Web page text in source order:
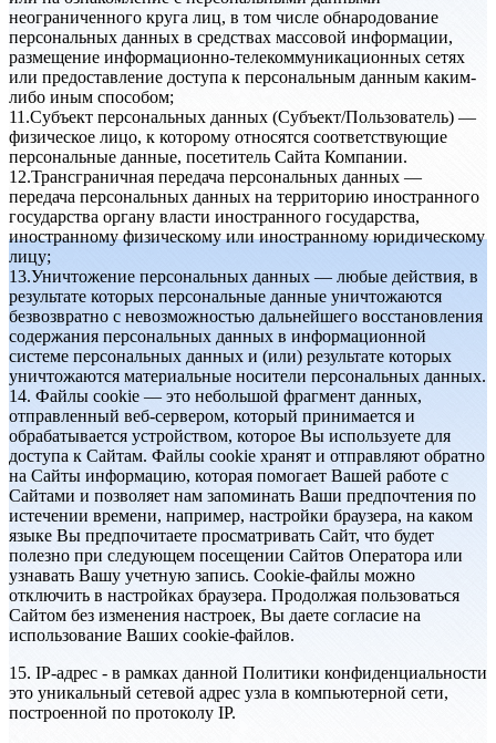
неограниченного круга лиц, в том числе обнародование
персональных данных в средствах массовой информации,
размещение информационно-телекоммуникационных сетях
или предоставление доступа к персональным данным каким-
либо иным способом;
11.Субъект персональных данных (Субъект/Пользователь) —
физическое лицо, к которому относятся соответствующие
персональные данные, посетитель Сайта Компании.
12.Трансграничная передача персональных данных —
передача персональных данных на территорию иностранного
государства органу власти иностранного государства,
иностранному физическому или иностранному юридическому
лицу;
13.Уничтожение персональных данных — любые действия, в
результате которых персональные данные уничтожаются
безвозвратно с невозможностью дальнейшего восстановления
содержания персональных данных в информационной
системе персональных данных и (или) результате которых
уничтожаются материальные носители персональных данных.
14. Файлы cookie — это небольшой фрагмент данных,
отправленный веб-сервером, который принимается и
обрабатывается устройством, которое Вы используете для
доступа к Сайтам. Файлы cookie хранят и отправляют обратно
на Сайты информацию, которая помогает Вашей работе с
Сайтами и позволяет нам запоминать Ваши предпочтения по
истечении времени, например, настройки браузера, на каком
языке Вы предпочитаете просматривать Сайт, что будет
полезно при следующем посещении Сайтов Оператора или
узнавать Вашу учетную запись. Cookie-файлы можно
отключить в настройках браузера. Продолжая пользоваться
Сайтом без изменения настроек, Вы даете согласие на
использование Ваших cookie-файлов.
15. IP-адрес - в рамках данной Политики конфиденциальности
это уникальный сетевой адрес узла в компьютерной сети,
построенной по протоколу IP.